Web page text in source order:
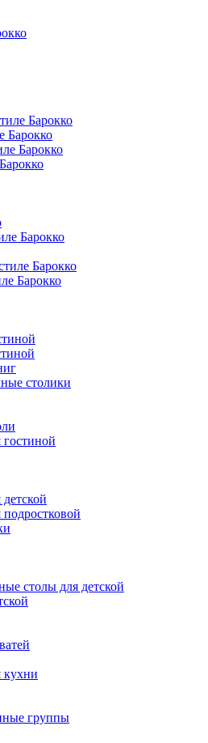
Барокко
Барокко
Барокко
Барокко
Барокко
Барокко
столики
столы для детской
кухни
группы